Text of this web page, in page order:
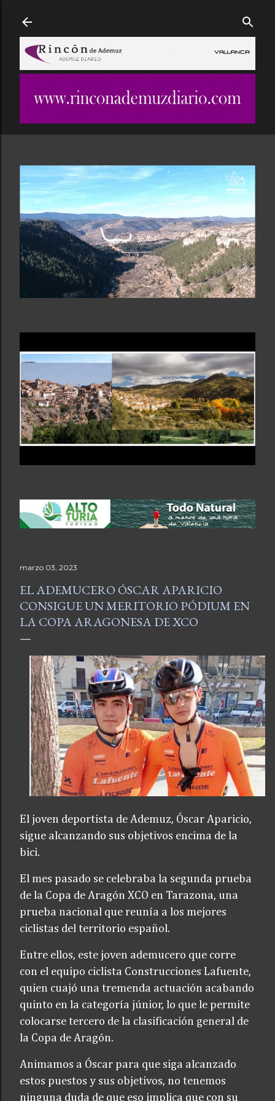
marzo 03, 2023
EL ADEMUCERO ÓSCAR APARICIO
CONSIGUE UN MERITORIO PÓDIUM EN
LA COPA ARAGONESA DE XCO
El joven deportista de Ademuz, Óscar Aparicio,
sigue alcanzando sus objetivos encima de la
bici.
El mes pasado se celebraba la segunda prueba
de la Copa de Aragón XCO en Tarazona, una
prueba nacional que reunía a los mejores
ciclistas del territorio español.
Entre ellos, este joven ademucero que corre
con el equipo ciclista Construcciones Lafuente,
quien cuajó una tremenda actuación acabando
quinto en la categoría júnior, lo que le permite
colocarse tercero de la clasificación general de
la Copa de Aragón.
Animamos a Óscar para que siga alcanzado
estos puestos y sus objetivos, no tenemos
ninguna duda de que eso implica que con su